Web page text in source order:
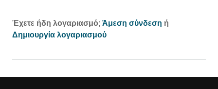
Έχετε ήδη λογαριασμό; Άμεση σύνδεση ή
Δημιουργία λογαριασμού